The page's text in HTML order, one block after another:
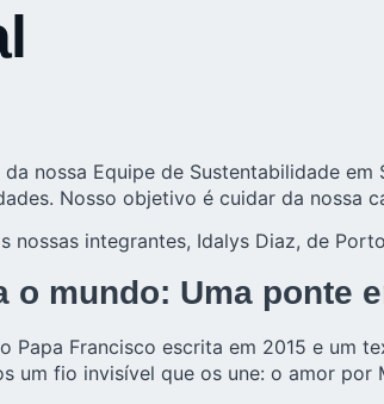
nossa Equipe de Sustentabilidade
Nosso objetivo é cuidar da nossa
integrantes, Idalys Diaz, de
o mundo: Uma ponte
Papa Francisco escrita em 2015 e um
um fio invisível que os une: o amor